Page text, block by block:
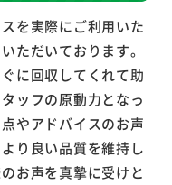
を実際にご利用いた
ただいております。
に回収してくれて助
ッフの原動力となっ
やアドバイスのお声
り良い品質を維持し
お声を真摯に受けと